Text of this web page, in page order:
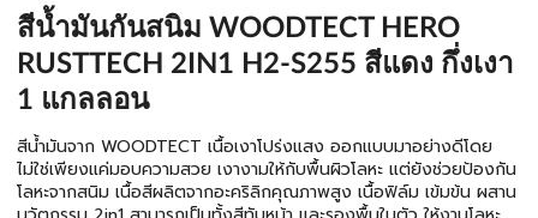
สีน้ำมันกันสนิม WOODTECT HERO
RUSTTECH 2IN1 H2-S255 สีแดง กึ่งเงา
1 แกลลอน
สีน้ำมันจาก WOODTECT เนื้อเงาโปร่งแสง ออกแบบมาอย่างดีโดย
ไม่ใช่เพียงแค่มอบความสวย เงางามให้กับพื้นผิวโลหะ แต่ยังช่วยป้องกัน
โลหะจากสนิม เนื้อสีผลิตจากอะคริลิกคุณภาพสูง เนื้อฟิล์ม เข้มข้น ผสาน